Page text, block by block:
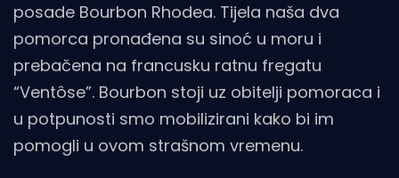
posade Bourbon Rhodea. Tijela naša dva
pomorca pronađena su sinoć u moru i
prebačena na francusku ratnu fregatu
“Ventôse”. Bourbon stoji uz obitelji pomoraca i
u potpunosti smo mobilizirani kako bi im
pomogli u ovom strašnom vremenu.